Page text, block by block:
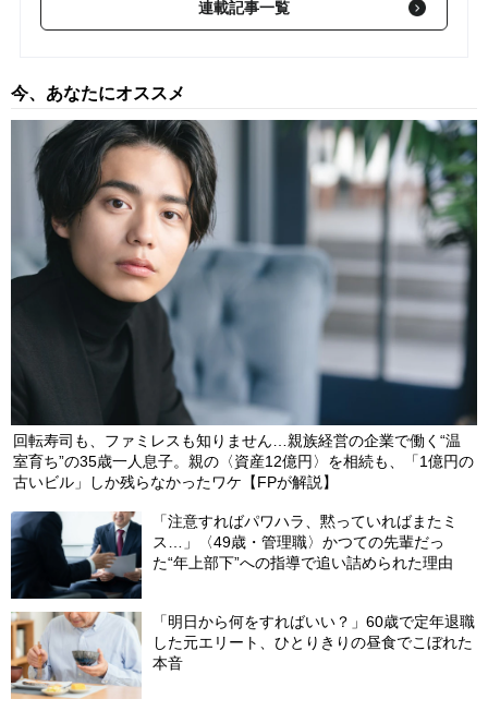
【第401回】 ビルは売りたくない…父の死から15年以上、相続人
10人が対立寸前。1億3,500万円の売却代金を円満に分配できた
【第400回】 家族仲も悪くないし問題ないですよね？父の死から
10年以上、不動産は父名義のまま…複雑化した相続手続きに
〈50代次女〉が重い腰を上げたワケ【相続実務士が解説】
2026/06/10
【第399回】 こんなはずでは！海外不動産に区分マンション、広
い自宅…安泰のはずだった〈70代資産家夫婦〉が相続リスクに陥
ったワケ【相続実務士が解説】2026/06/05
連載記事一覧
今、あなたにオススメ
回転寿司も、ファミレスも知りません…親族経営の企業で働く“温
室育ち”の35歳一人息子。親の〈資産12億円〉を相続も、「1億円の
古いビル」しか残らなかったワケ【FPが解説】
「注意すればパワハラ、黙っていればまたミ
ス…」〈49歳・管理職〉かつての先輩だっ
た“年上部下”への指導で追い詰められた理由
「明日から何をすればいい？」60歳で定年退職
した元エリート、ひとりきりの昼食でこぼれた
本音